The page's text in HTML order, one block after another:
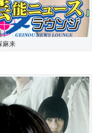
麻来